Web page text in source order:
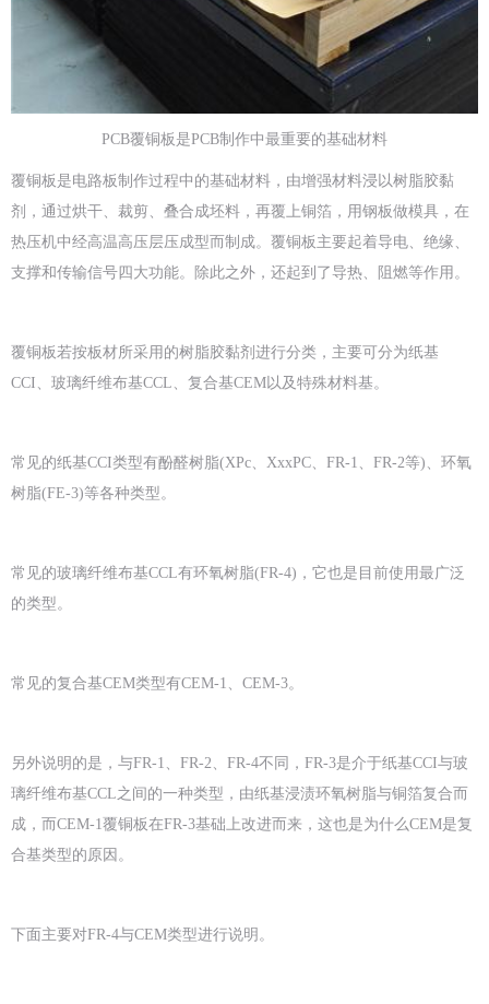
PCB覆铜板是PCB制作中最重要的基础材料
覆铜板是电路板制作过程中的基础材料，由增强材料浸以树脂胶黏
剂，通过烘干、裁剪、叠合成坯料，再覆上铜箔，用钢板做模具，在
热压机中经高温高压层压成型而制成。覆铜板主要起着导电、绝缘、
支撑和传输信号四大功能。除此之外，还起到了导热、阻燃等作用。
覆铜板若按板材所采用的树脂胶黏剂进行分类，主要可分为纸基
CCI、玻璃纤维布基CCL、复合基CEM以及特殊材料基。
常见的纸基CCI类型有酚醛树脂(XPc、XxxPC、FR-1、FR-2等)、环氧
树脂(FE-3)等各种类型。
常见的玻璃纤维布基CCL有环氧树脂(FR-4)，它也是目前使用最广泛
的类型。
常见的复合基CEM类型有CEM-1、CEM-3。
另外说明的是，与FR-1、FR-2、FR-4不同，FR-3是介于纸基CCI与玻
璃纤维布基CCL之间的一种类型，由纸基浸渍环氧树脂与铜箔复合而
成，而CEM-1覆铜板在FR-3基础上改进而来，这也是为什么CEM是复
合基类型的原因。
下面主要对FR-4与CEM类型进行说明。